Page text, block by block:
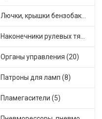
Лючки, крышки бензобака (7)
Наконечники рулевых тяг (48)
Органы управления (20)
Патроны для ламп (8)
Пламегасители (5)